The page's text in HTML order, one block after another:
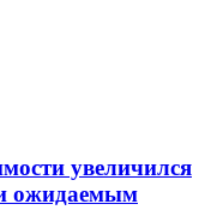
увеличился
ожидаемым